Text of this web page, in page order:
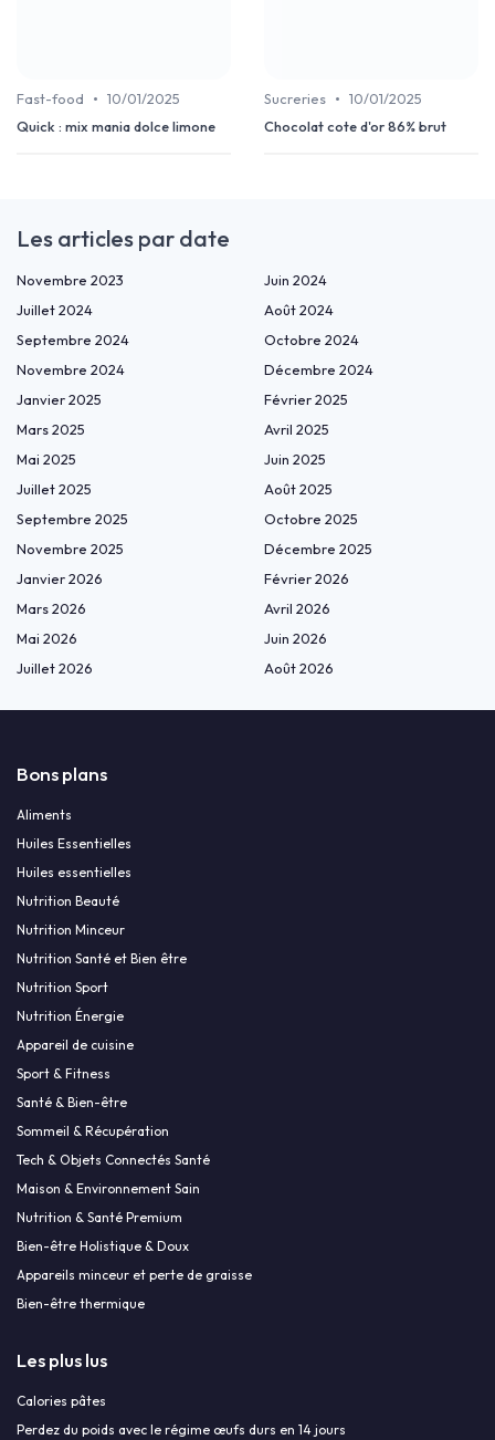
Fast-food • 10/01/2025
Quick : mix mania dolce limone
Sucreries • 10/01/2025
Chocolat cote d'or 86% brut
Les articles par date
Novembre 2023
Juin 2024
Juillet 2024
Août 2024
Septembre 2024
Octobre 2024
Novembre 2024
Décembre 2024
Janvier 2025
Février 2025
Mars 2025
Avril 2025
Mai 2025
Juin 2025
Juillet 2025
Août 2025
Septembre 2025
Octobre 2025
Novembre 2025
Décembre 2025
Janvier 2026
Février 2026
Mars 2026
Avril 2026
Mai 2026
Juin 2026
Juillet 2026
Août 2026
Bons plans
Aliments
Huiles Essentielles
Huiles essentielles
Nutrition Beauté
Nutrition Minceur
Nutrition Santé et Bien être
Nutrition Sport
Nutrition Énergie
Appareil de cuisine
Sport & Fitness
Santé & Bien-être
Sommeil & Récupération
Tech & Objets Connectés Santé
Maison & Environnement Sain
Nutrition & Santé Premium
Bien-être Holistique & Doux
Appareils minceur et perte de graisse
Bien-être thermique
Les plus lus
Calories pâtes
Perdez du poids avec le régime œufs durs en 14 jours